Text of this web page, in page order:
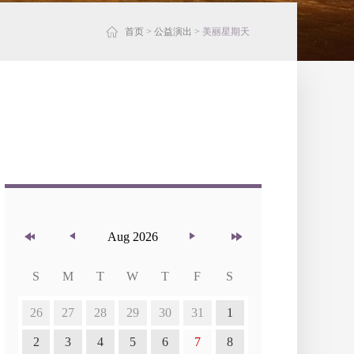
首页 > 公益演出 > 美丽星期天
Aug 2026
S M T W T F S
26 27 28 29 30 31 1
2 3 4 5 6 7 8